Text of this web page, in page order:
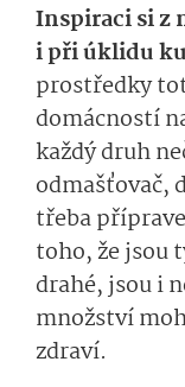
Inspiraci si z
i při úklidu
prostředky
domácností
každý druh
odmašťovač,
třeba
toho, že jsou
drahé, jsou i
množství
zdraví.